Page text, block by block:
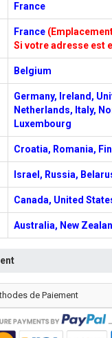
France
France
Si votre adresse est
Belgium
Germany, Ireland,
Netherlands, Italy,
Luxembourg
Croatia, Romania,
Israel, Russia,
Canada, United
Australia, New
de Paiement